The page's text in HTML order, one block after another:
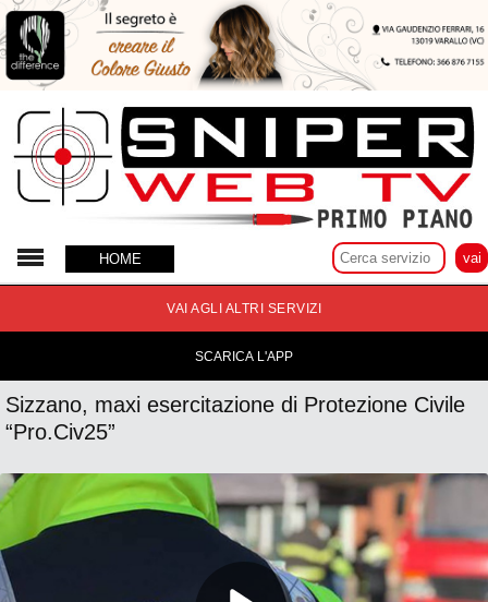
HOME
VAI AGLI ALTRI SERVIZI
SCARICA L'APP
Sizzano, maxi esercitazione di Protezione Civile
“Pro.Civ25”